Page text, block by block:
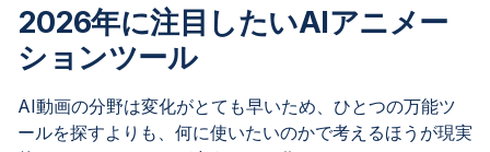
2026年に注目したいAIアニメー
ションツール
AI動画の分野は変化がとても早いため、ひとつの万能ツ
ールを探すよりも、何に使いたいのかで考えるほうが現実